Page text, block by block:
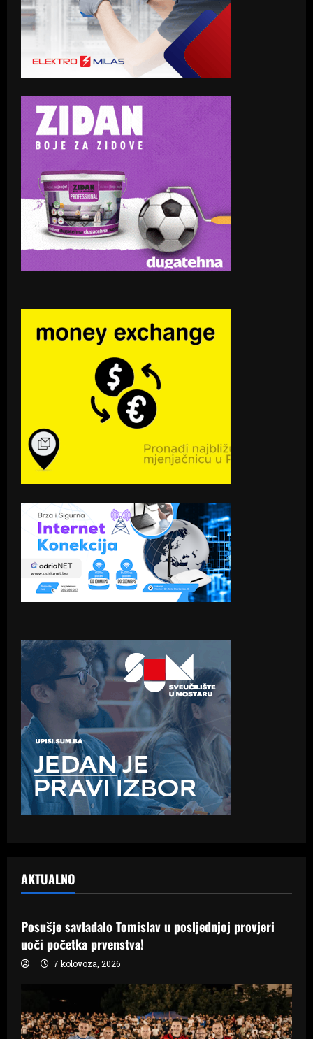
AKTUALNO
Samo Hercegovina
Posušje savladalo Tomislav u posljednjoj provjeri
uoči početka prvenstva!
7 kolovoza, 2026